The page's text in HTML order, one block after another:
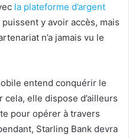
la plateforme d’argent
y avoir accès, mais
n’a jamais vu le
entend conquérir le
cela, elle dispose d’ailleurs
pour opérer à travers
Starling Bank devra